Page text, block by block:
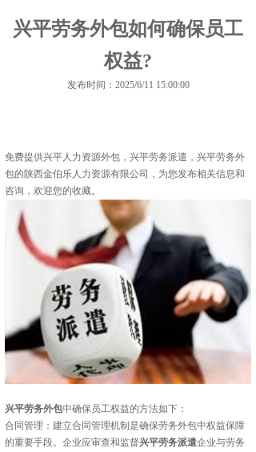
兴平劳务外包如何确保员工
权益?
发布时间：2025/6/11 15:00:00
免费提供兴平人力资源外包 ，兴平劳务派遣，兴平劳务外
包的陕西金伯乐人力资源有限公司，为您发布相关信息和
咨询，欢迎您的收藏。
兴平劳务外包中确保员工权益的方法如下：
合同管理：建立合同管理机制是确保劳务外包中权益保障
的重要手段。企业应审查和监督兴平劳务派遣企业与劳务